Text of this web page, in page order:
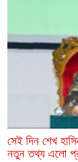
সেই দিন শেখ
নতুন তথ্য এলো